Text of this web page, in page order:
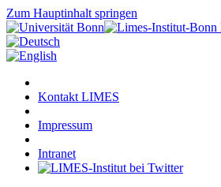
Zum Hauptinhalt springen
Kontakt LIMES
Impressum
Intranet